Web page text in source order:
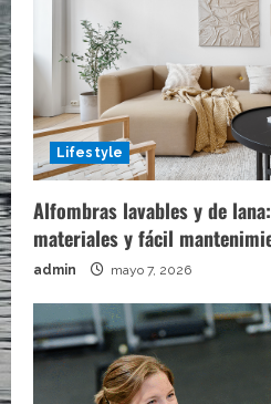
Lifestyle
Alfombras lavables y de
materiales y fácil
admin mayo 7, 2026